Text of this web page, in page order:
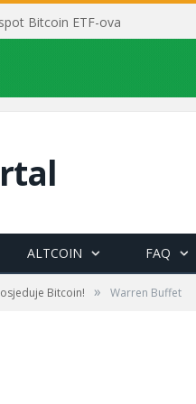
Bitcoin ETF-ova
ALTCOIN FAQ
Bitcoin! » Warren Buffet